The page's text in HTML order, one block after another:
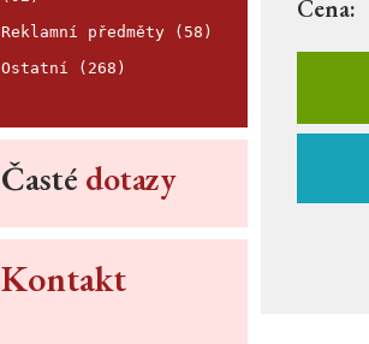
Reklamní předměty (58)
Ostatní (268)
Časté dotazy
Kontakt
Cena: